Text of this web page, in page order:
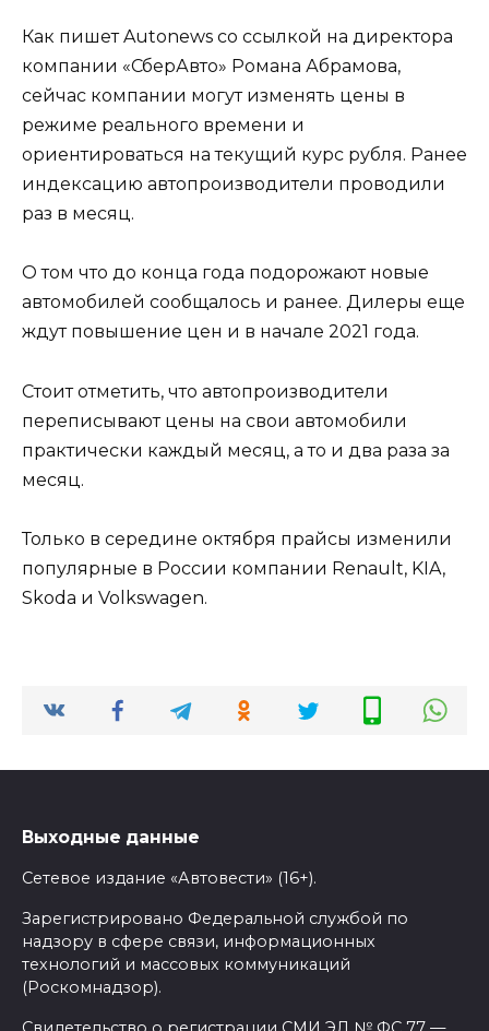
Как пишет Autonews со ссылкой на директора
компании «СберАвто» Романа Абрамова,
сейчас компании могут изменять цены в
режиме реального времени и
ориентироваться на текущий курс рубля. Ранее
индексацию автопроизводители проводили
раз в месяц.
О том что до конца года подорожают новые
автомобилей сообщалось и ранее. Дилеры еще
ждут повышение цен и в начале 2021 года.
Стоит отметить, что автопроизводители
переписывают цены на свои автомобили
практически каждый месяц, а то и два раза за
месяц.
Только в середине октября прайсы изменили
популярные в России компании Renault, KIA,
Skoda и Volkswagen.
Выходные данные
Сетевое издание «Автовести» (16+).
Зарегистрировано Федеральной службой по
надзору в сфере связи, информационных
технологий и массовых коммуникаций
(Роскомнадзор).